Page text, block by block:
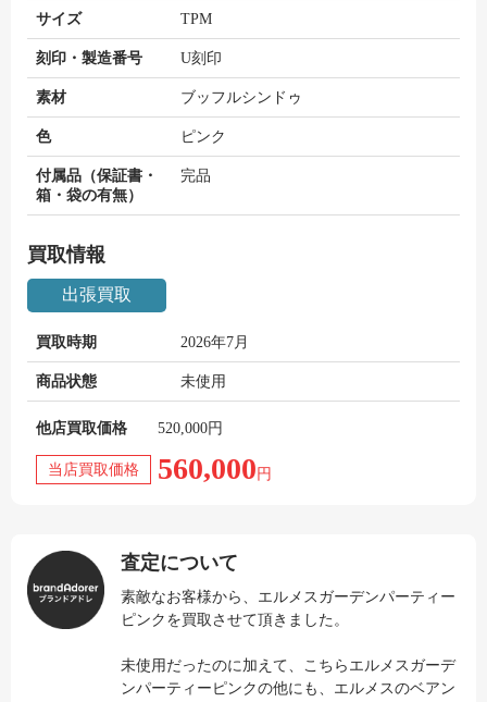
サイズ TPM
刻印・製造番号 U刻印
素材 ブッフルシンドゥ
色 ピンク
付属品（保証書・
箱・袋の有無）
完品
買取情報
出張買取
買取時期 2026年7月
商品状態 未使用
他店買取価格 520,000円
当店買取価格 560,000 円
査定について
素敵なお客様から、エルメスガーデンパーティー
ピンクを買取させて頂きました。
未使用だったのに加えて、こちらエルメスガーデ
ンパーティーピンクの他にも、エルメスのベアン